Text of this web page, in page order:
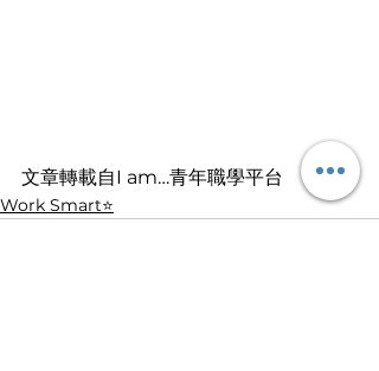
文章轉載自I am…青年職學平台
Work Smart⭐️